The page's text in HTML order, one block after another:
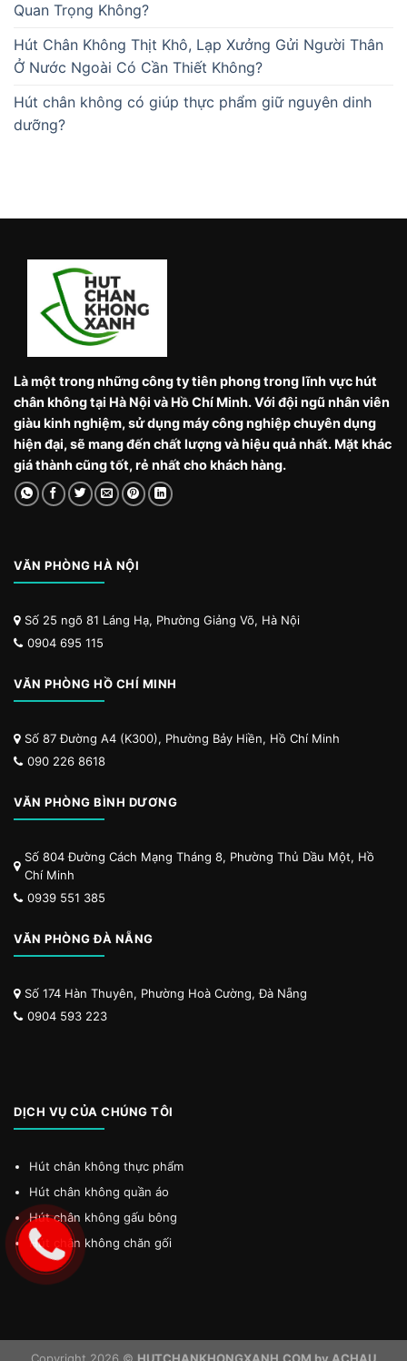
Quan Trọng Không?
Hút Chân Không Thịt Khô, Lạp Xưởng Gửi Người Thân
Ở Nước Ngoài Có Cần Thiết Không?
Hút chân không có giúp thực phẩm giữ nguyên dinh
dưỡng?
Là một trong những công ty tiên phong trong lĩnh vực hút
chân không tại Hà Nội và Hồ Chí Minh. Với đội ngũ nhân viên
giàu kinh nghiệm, sử dụng máy công nghiệp chuyên dụng
hiện đại, sẽ mang đến chất lượng và hiệu quả nhất. Mặt khác
giá thành cũng tốt, rẻ nhất cho khách hàng.
VĂN PHÒNG HÀ NỘI
Số 25 ngõ 81 Láng Hạ, Phường Giảng Võ, Hà Nội
0904 695 115
VĂN PHÒNG HỒ CHÍ MINH
Số 87 Đường A4 (K300), Phường Bảy Hiền, Hồ Chí Minh
090 226 8618
VĂN PHÒNG BÌNH DƯƠNG
Số 804 Đường Cách Mạng Tháng 8, Phường Thủ Dầu Một, Hồ
Chí Minh
0939 551 385
VĂN PHÒNG ĐÀ NẴNG
Số 174 Hàn Thuyên, Phường Hoà Cường, Đà Nẵng
0904 593 223
DỊCH VỤ CỦA CHÚNG TÔI
Hút chân không thực phẩm
Hút chân không quần áo
Hút chân không gấu bông
Hút chân không chăn gối
Copyright 2026 © HUTCHANKHONGXANH.COM by ACHAU